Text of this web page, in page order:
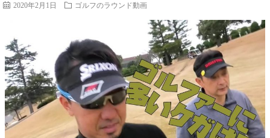
2020年2月1日 ゴルフのラウンド動画